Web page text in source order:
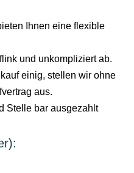
Ihnen eine flexible
und unkompliziert ab.
einig, stellen wir ohne
aus.
Stelle bar ausgezahlt